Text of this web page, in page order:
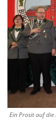
Ein Prosit auf